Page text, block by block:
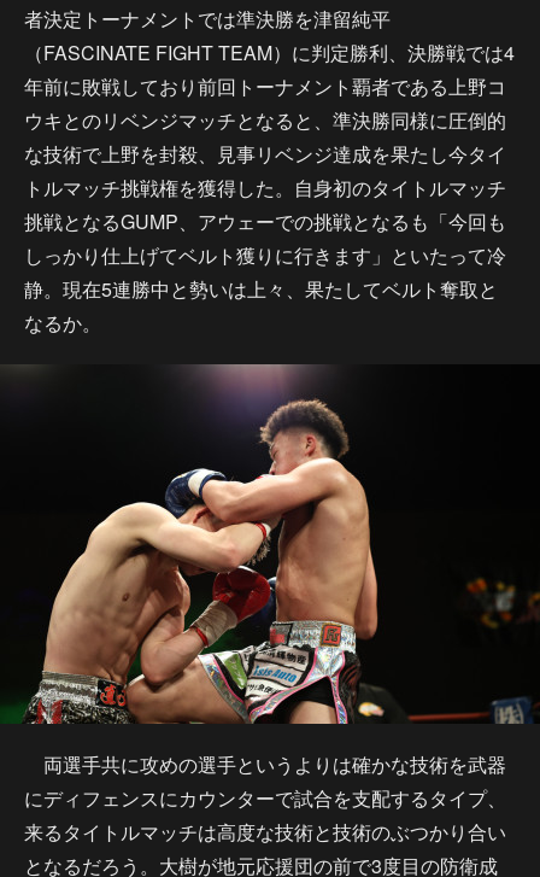
者決定トーナメントでは準決勝を津留純平
（FASCINATE FIGHT TEAM）に判定勝利、決勝戦では4
年前に敗戦しており前回トーナメント覇者である上野コ
ウキとのリベンジマッチとなると、準決勝同様に圧倒的
な技術で上野を封殺、見事リベンジ達成を果たし今タイ
トルマッチ挑戦権を獲得した。自身初のタイトルマッチ
挑戦となるGUMP、アウェーでの挑戦となるも「今回も
しっかり仕上げてベルト獲りに行きます」といたって冷
静。現在5連勝中と勢いは上々、果たしてベルト奪取と
なるか。
両選手共に攻めの選手というよりは確かな技術を武器
にディフェンスにカウンターで試合を支配するタイプ、
来るタイトルマッチは高度な技術と技術のぶつかり合い
となるだろう。大樹が地元応援団の前で3度目の防衛成